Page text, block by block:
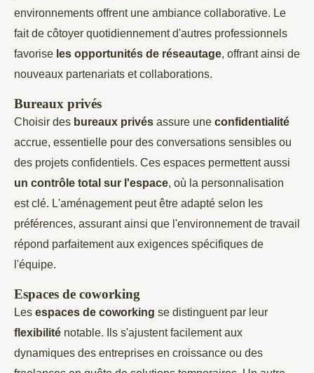
environnements offrent une ambiance collaborative. Le
fait de côtoyer quotidiennement d'autres professionnels
favorise les opportunités de réseautage, offrant ainsi de
nouveaux partenariats et collaborations.
Bureaux privés
Choisir des bureaux privés assure une confidentialité
accrue, essentielle pour des conversations sensibles ou
des projets confidentiels. Ces espaces permettent aussi
un contrôle total sur l'espace, où la personnalisation
est clé. L'aménagement peut être adapté selon les
préférences, assurant ainsi que l'environnement de travail
répond parfaitement aux exigences spécifiques de
l'équipe.
Espaces de coworking
Les espaces de coworking se distinguent par leur
flexibilité notable. Ils s'ajustent facilement aux
dynamiques des entreprises en croissance ou des